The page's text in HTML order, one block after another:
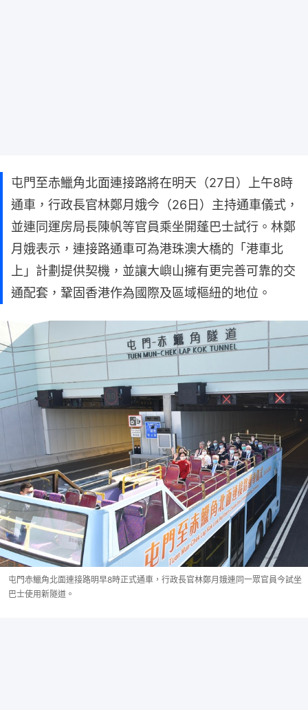
屯門至赤鱲角北面連接路將在明天（27日）上午8時
通車，行政長官林鄭月娥今（26日）主持通車儀式，
並連同運房局長陳帆等官員乘坐開蓬巴士試行。林鄭
月娥表示，連接路通車可為港珠澳大橋的「港車北
上」計劃提供契機，並讓大嶼山擁有更完善可靠的交
通配套，鞏固香港作為國際及區域樞紐的地位。
屯門赤鱲角北面連接路明早8時正式通車，行政長官林鄭月娥連同一眾官員今試坐
巴士使用新隧道。